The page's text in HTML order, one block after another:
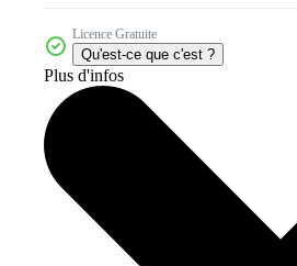
Licence Gratuite
Qu'est-ce que c'est ?
Plus d'infos